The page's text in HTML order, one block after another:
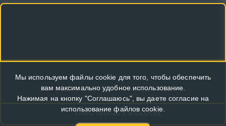
КУПИТЬ РЕКЛАМУ В ЭТОМ БЛОКЕ
Мы используем файлы cookie для того, чтобы обеспечить
вам максимально удобное использование.
Нажимая на кнопку "Соглашаюсь", вы даете согласие на
использование файлов cookie.